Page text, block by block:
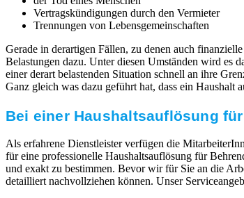
Vertragskündigungen durch den Vermieter
Trennungen von Lebensgemeinschaften
Gerade in derartigen Fällen, zu denen auch
Belastungen dazu. Unter diesen Umständen wird es
einer derart belastenden Situation schnell an ihre
Ganz gleich was dazu geführt hat, dass ein Haushalt
Bei einer Haushaltsauflösung
Als erfahrene Dienstleister verfügen die
für eine professionelle Haushaltsauflösung für
und exakt zu bestimmen. Bevor wir für Sie an die
detailliert nachvollziehen können. Unser